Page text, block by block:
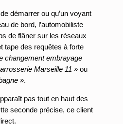
démarrer ou qu’un voyant
de bord, l’automobiliste
de flâner sur les réseaux
tape des requêtes à forte
changement embrayage
Marseille 11 »ou
».
pas tout en haut des
seconde précise, ce client